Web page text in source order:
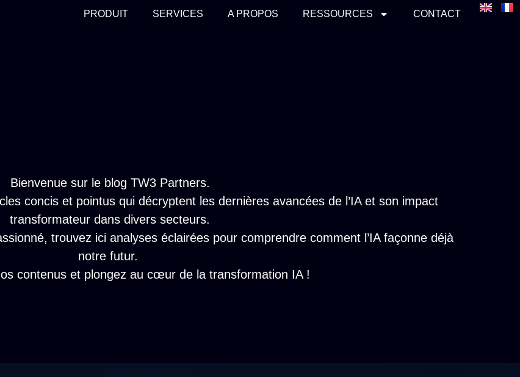
PRODUIT SERVICES A PROPOS RESSOURCES CONTACT
Bienvenue sur le blog TW3 Partners.
concis et pointus qui décryptent les dernières avancées de l’IA et son impact
transformateur dans divers secteurs.
trouvez ici analyses éclairées pour comprendre comment l’IA façonne déjà
notre futur.
contenus et plongez au cœur de la transformation IA !